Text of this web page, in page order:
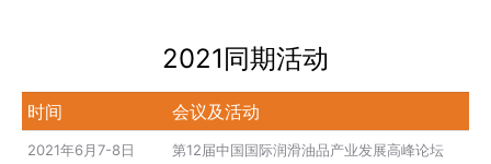
2021同期活动
时间 会议及活动
2021年6月7-8日 第12届中国国际润滑油品产业发展高峰论坛